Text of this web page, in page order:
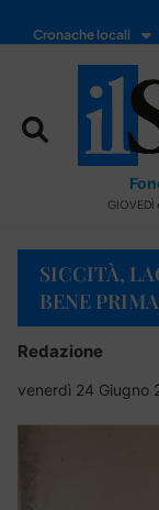
Cronache locali
GIOVEDÌ
SICCITÀ,
BENE
Redazione
venerdì 24 Giugno